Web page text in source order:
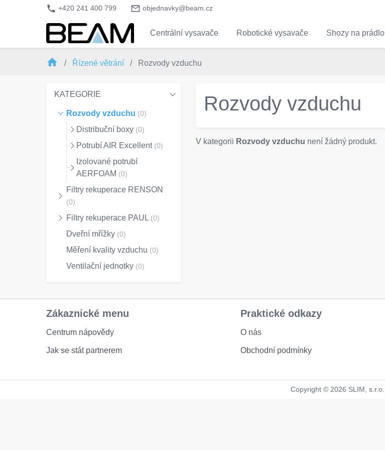
phone +420 241 400 799 mail_outline objednavky@beam.cz
Centrální vysavače Robotické vysavače Shozy na prádlo
home Řízené větrání Rozvody vzduchu
KATEGORIE
Rozvody vzduchu (0)
Distribuční boxy (0)
Potrubí AIR Excellent (0)
Izolované potrubí
AERFOAM (0)
Filtry rekuperace RENSON
(0)
Filtry rekuperace PAUL (0)
Dveřní mřížky (0)
Měření kvality vzduchu (0)
Ventilační jednotky (0)
Rozvody vzduchu
V kategorii Rozvody vzduchu není žádný produkt.
Zákaznické menu
Centrum nápovědy
Jak se stát partnerem
Praktické odkazy
O nás
Obchodní podmínky
Copyright © 2026 SLIM, s.r.o.